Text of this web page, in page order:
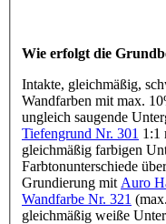
Wie erfolgt die
Intakte, gleichmäßig,
Wandfarben mit max.
ungleich saugende
Tiefengrund Nr. 301 1:1
gleichmäßig farbigen
Farbtonunterschiede
Grundierung mit Auro
Wandfarbe Nr. 321
gleichmäßig weiße